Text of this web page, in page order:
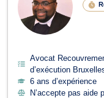
Avocat
d’exécution
6 ans d’expérience
N’accepte pas aide